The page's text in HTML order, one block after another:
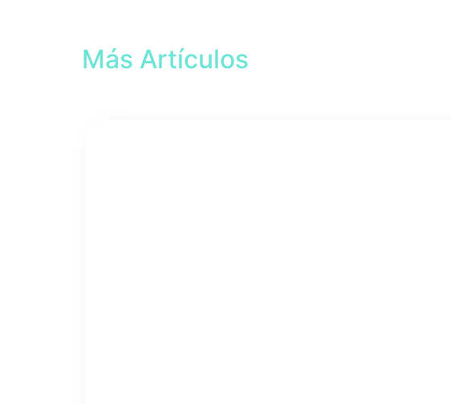
Más Artículos